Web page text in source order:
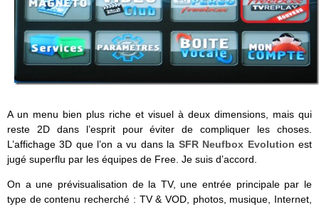
A un menu bien plus riche et visuel à deux dimensions, mais qui
reste 2D dans l’esprit pour éviter de compliquer les choses.
L’affichage 3D que l’on a vu dans la SFR Neufbox Evolution est
jugé superflu par les équipes de Free. Je suis d’accord.
On a une prévisualisation de la TV, une entrée principale par le
type de contenu recherché : TV & VOD, photos, musique, Internet,